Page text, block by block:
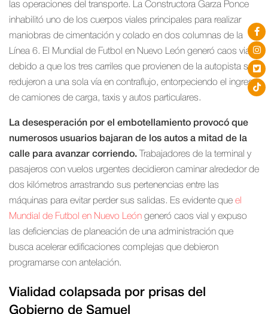
las operaciones del transporte. La Constructora Garza Ponce
inhabilitó uno de los cuerpos viales principales para realizar
maniobras de cimentación y colado en dos columnas de la
Línea 6. El Mundial de Futbol en Nuevo León generó caos vial
debido a que los tres carriles que provienen de la autopista se
redujeron a una sola vía en contraflujo, entorpeciendo el ingreso
de camiones de carga, taxis y autos particulares.
La desesperación por el embotellamiento provocó que
numerosos usuarios bajaran de los autos a mitad de la
calle para avanzar corriendo. Trabajadores de la terminal y
pasajeros con vuelos urgentes decidieron caminar alrededor de
dos kilómetros arrastrando sus pertenencias entre las
máquinas para evitar perder sus salidas. Es evidente que el
Mundial de Futbol en Nuevo León generó caos vial y expuso
las deficiencias de planeación de una administración que
busca acelerar edificaciones complejas que debieron
programarse con antelación.
Vialidad colapsada por prisas del
Gobierno de Samuel